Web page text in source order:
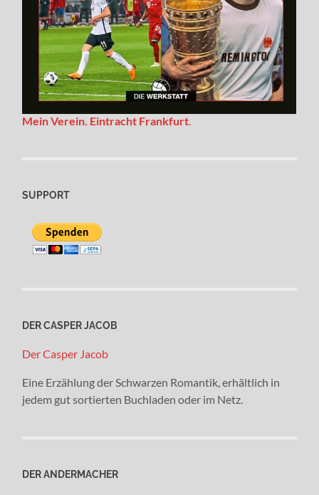
Mein Verein. Eintracht Frankfurt.
SUPPORT
DER CASPER JACOB
Der Casper Jacob
Eine Erzählung der Schwarzen Romantik, erhältlich in
jedem gut sortierten Buchladen oder im Netz.
DER ANDERMACHER